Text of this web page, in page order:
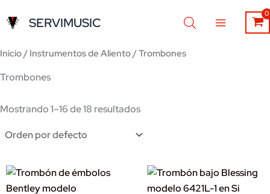
al
SERVIMUSIC
Inicio / Instrumentos de Aliento / Trombones
Trombones
Mostrando 1–16 de 18 resultados